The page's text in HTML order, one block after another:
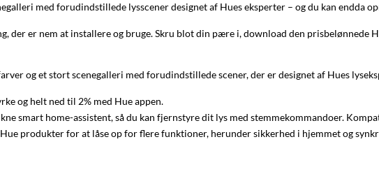
med forudindstillede lysscener designet af Hues eksperter – og du kan endda
der er nem at installere og bruge. Skru blot din pære i, download den prisbelønnede
og et stort scenegalleri med forudindstillede scener, der er designet af Hues
og helt ned til 2% med Hue appen.
smart home-assistent, så du kan fjernstyre dit lys med stemmekommandoer.
produkter for at låse op for flere funktioner, herunder sikkerhed i hjemmet og